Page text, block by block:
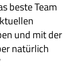
beste Team
und mit der
natürlich